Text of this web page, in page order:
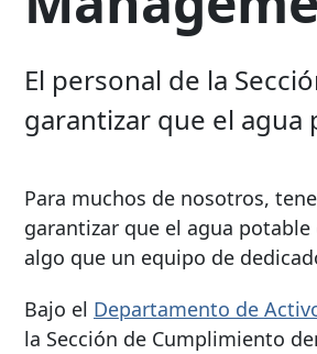
El personal de la
garantizar que el agua
Para muchos de nosotros,
garantizar que el agua
algo que un equipo de
Bajo el Departamento de
la Sección de Cumplimiento